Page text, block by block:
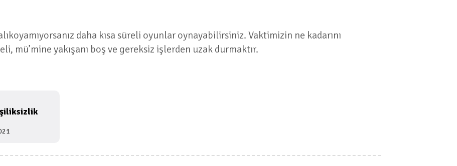
daha kısa süreli oyunlar oynayabilirsiniz. Vaktimizin ne kadarını
mü’mine yakışanı boş ve gereksiz işlerden uzak durmaktır.